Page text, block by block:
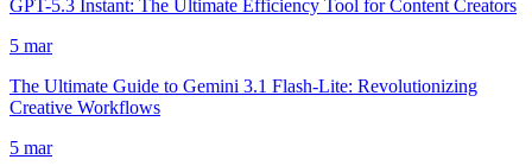
GPT-5.3 Instant: The Ultimate Efficiency Tool for Content Creators
5 mar
The Ultimate Guide to Gemini 3.1 Flash-Lite: Revolutionizing
Creative Workflows
5 mar